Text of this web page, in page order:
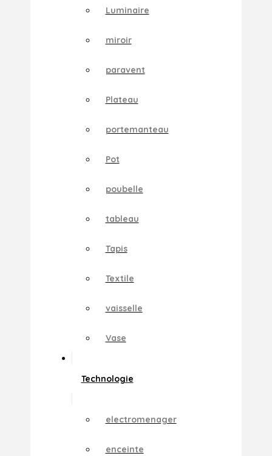
Luminaire
miroir
paravent
Plateau
portemanteau
Pot
poubelle
tableau
Tapis
Textile
vaisselle
Vase
Technologie
electromenager
enceinte